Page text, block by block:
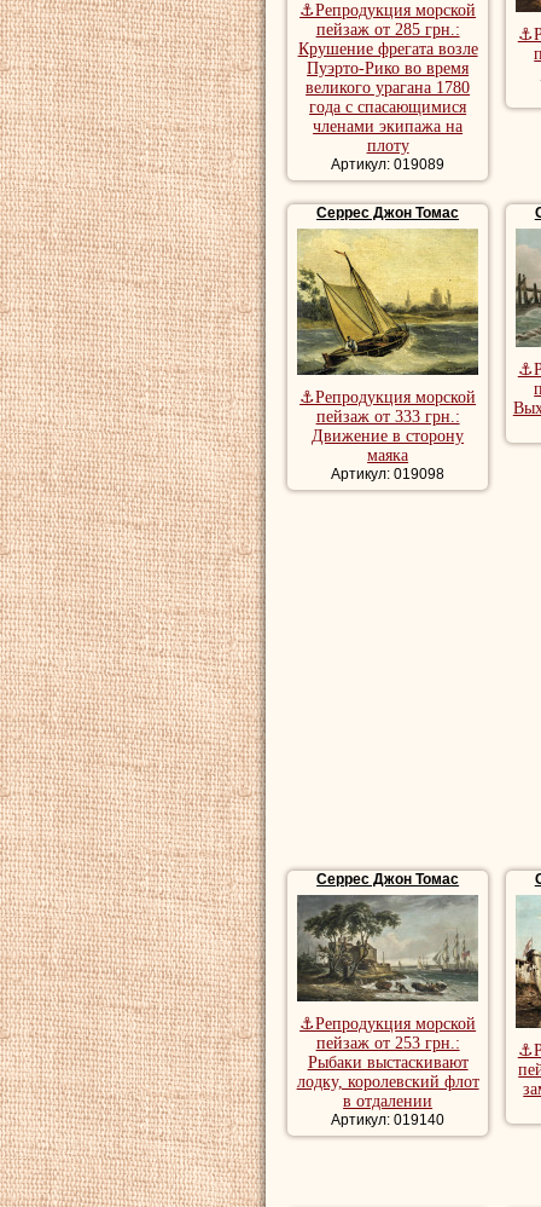
⚓Репродукция морской
пейзаж от 285 грн.:
Крушение фрегата возле
Пуэрто-Рико во время
великого урагана 1780
года с спасающимися
членами экипажа на
плоту
Артикул: 019089
Серрес Джон Томас
⚓Репродукция морской
пейзаж от 333 грн.:
Движение в сторону
маяка
Артикул: 019098
Серрес Джон Томас
⚓Репродукция морской
пейзаж от 253 грн.:
Рыбаки выстаскивают
лодку, королевский флот
в отдалении
Артикул: 019140